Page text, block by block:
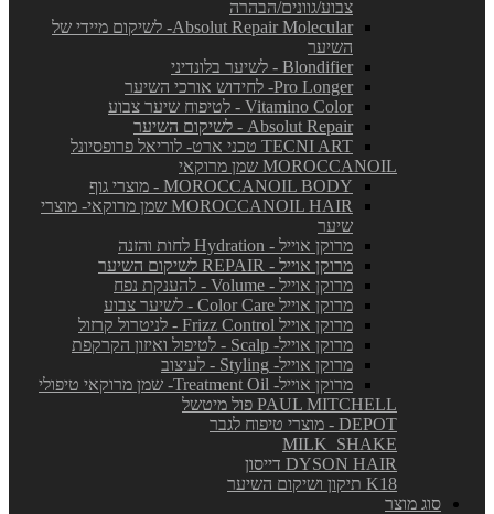
צבוע/גוונים/הבהרה
Absolut Repair Molecular- לשיקום מיידי של
השיער
Blondifier - לשיער בלונדיני
Pro Longer- לחידוש אורכי השיער
Vitamino Color - לטיפוח שיער צבוע
Absolut Repair - לשיקום השיער
TECNI ART טכני ארט- לוריאל פרופסיונל
MOROCCANOIL שמן מרוקאי
MOROCCANOIL BODY - מוצרי גוף
MOROCCANOIL HAIR שמן מרוקאי- מוצרי
שיער
מרוקן אוייל - Hydration לחות והזנה
מרוקן אוייל - REPAIR לשיקום השיער
מרוקן אוייל - Volume - להענקת נפח
מרוקן אוייל Color Care - לשיער צבוע
מרוקן אוייל Frizz Control - לניטרול קרזול
מרוקן אוייל- Scalp - לטיפול ואיזון הקרקפת
מרוקן אוייל- Styling - לעיצוב
מרוקן אוייל- Treatment Oil- שמן מרוקאי טיפולי
PAUL MITCHELL פול מיטשל
DEPOT - מוצרי טיפוח לגבר
MILK_SHAKE
DYSON HAIR דייסון
K18 תיקון ושיקום השיער
סוג מוצר